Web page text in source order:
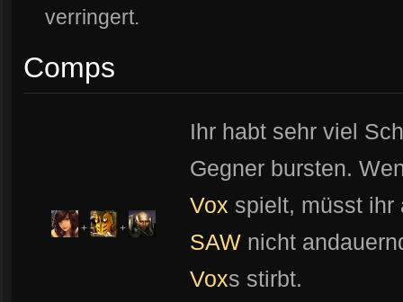
verringert.
Comps
+ +
Ihr habt sehr viel
Gegner bursten.
Vox spielt, müsst
SAW nicht
Voxs stirbt.